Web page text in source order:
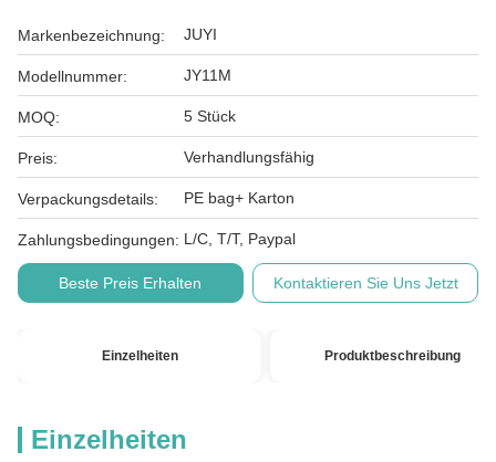
Markenbezeichnung: JUYI
Modellnummer: JY11M
MOQ: 5 Stück
Preis: Verhandlungsfähig
Verpackungsdetails: PE bag+ Karton
Zahlungsbedingungen: L/C, T/T, Paypal
Beste Preis Erhalten Kontaktieren Sie Uns Jetzt
Einzelheiten Produktbeschreibung
Einzelheiten